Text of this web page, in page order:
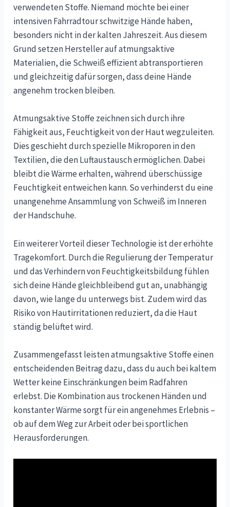
verwendeten Stoffe. Niemand möchte bei einer
intensiven Fahrradtour schwitzige Hände haben,
besonders nicht in der kalten Jahreszeit. Aus diesem
Grund setzen Hersteller auf atmungsaktive
Materialien, die Schweiß effizient abtransportieren
und gleichzeitig dafür sorgen, dass deine Hände
angenehm trocken bleiben.
Atmungsaktive Stoffe zeichnen sich durch ihre
Fähigkeit aus, Feuchtigkeit von der Haut wegzuleiten.
Dies geschieht durch spezielle Mikroporen in den
Textilien, die den Luftaustausch ermöglichen. Dabei
bleibt die Wärme erhalten, während überschüssige
Feuchtigkeit entweichen kann. So verhinderst du eine
unangenehme Ansammlung von Schweiß im Inneren
der Handschuhe.
Ein weiterer Vorteil dieser Technologie ist der erhöhte
Tragekomfort. Durch die Regulierung der Temperatur
und das Verhindern von Feuchtigkeitsbildung fühlen
sich deine Hände gleichbleibend gut an, unabhängig
davon, wie lange du unterwegs bist. Zudem wird das
Risiko von Hautirritationen reduziert, da die Haut
ständig belüftet wird.
Zusammengefasst leisten atmungsaktive Stoffe einen
entscheidenden Beitrag dazu, dass du auch bei kaltem
Wetter keine Einschränkungen beim Radfahren
erlebst. Die Kombination aus trockenen Händen und
konstanter Wärme sorgt für ein angenehmes Erlebnis –
ob auf dem Weg zur Arbeit oder bei sportlichen
Herausforderungen.